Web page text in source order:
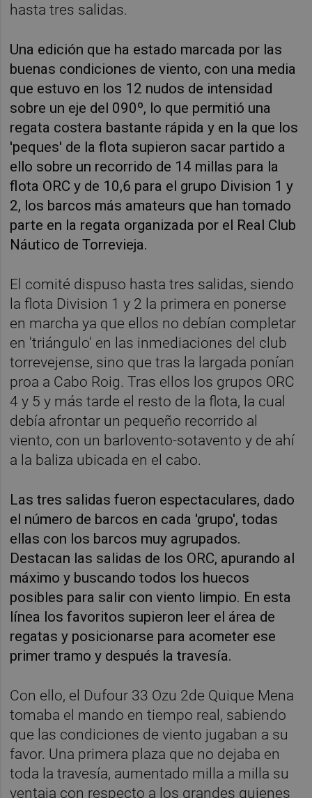
hasta tres salidas.
Una edición que ha estado marcada por las
buenas condiciones de viento, con una media
que estuvo en los 12 nudos de intensidad
sobre un eje del 090º, lo que permitió una
regata costera bastante rápida y en la que los
'peques' de la flota supieron sacar partido a
ello sobre un recorrido de 14 millas para la
flota ORC y de 10,6 para el grupo Division 1 y
2, los barcos más amateurs que han tomado
parte en la regata organizada por el Real Club
Náutico de Torrevieja.
El comité dispuso hasta tres salidas, siendo
la flota Division 1 y 2 la primera en ponerse
en marcha ya que ellos no debían completar
en 'triángulo' en las inmediaciones del club
torrevejense, sino que tras la largada ponían
proa a Cabo Roig. Tras ellos los grupos ORC
4 y 5 y más tarde el resto de la flota, la cual
debía afrontar un pequeño recorrido al
viento, con un barlovento-sotavento y de ahí
a la baliza ubicada en el cabo.
Las tres salidas fueron espectaculares, dado
el número de barcos en cada 'grupo', todas
ellas con los barcos muy agrupados.
Destacan las salidas de los ORC, apurando al
máximo y buscando todos los huecos
posibles para salir con viento limpio. En esta
línea los favoritos supieron leer el área de
regatas y posicionarse para acometer ese
primer tramo y después la travesía.
Con ello, el Dufour 33 Ozu 2de Quique Mena
tomaba el mando en tiempo real, sabiendo
que las condiciones de viento jugaban a su
favor. Una primera plaza que no dejaba en
toda la travesía, aumentado milla a milla su
ventaja con respecto a los grandes quienes